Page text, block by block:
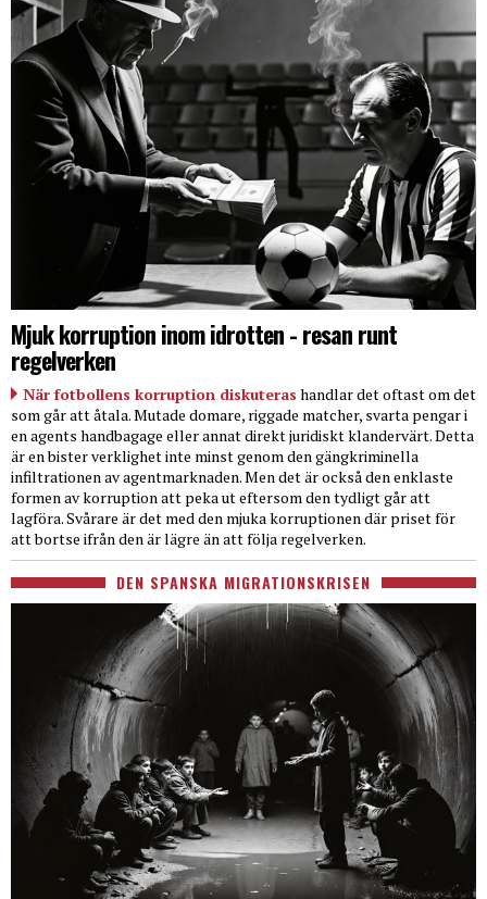
Mjuk korruption inom idrotten - resan runt
regelverken
När fotbollens korruption diskuteras handlar det oftast om det
som går att åtala. Mutade domare, riggade matcher, svarta pengar i
en agents handbagage eller annat direkt juridiskt klandervärt. Detta
är en bister verklighet inte minst genom den gängkriminella
infiltrationen av agentmarknaden. Men det är också den enklaste
formen av korruption att peka ut eftersom den tydligt går att
lagföra. Svårare är det med den mjuka korruptionen där priset för
att bortse ifrån den är lägre än att följa regelverken.
DEN SPANSKA MIGRATIONSKRISEN